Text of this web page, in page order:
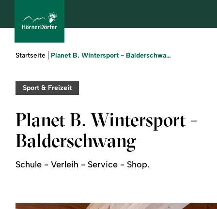
Urlaub
buchen
Sommer
Sie
Startseite Planet B. Wintersport - Balderschwang
Sport & Freizeit
Planet B. Wintersport -
Balderschwang
Schule - Verleih - Service - Shop.